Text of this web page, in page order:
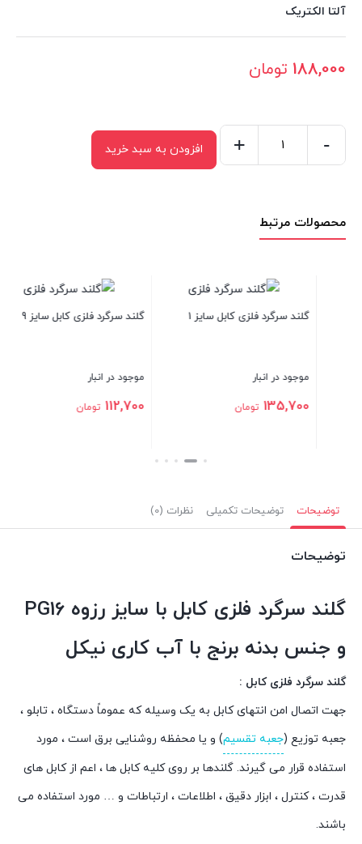
آلتا الکتریک
188,000 تومان
کابل
-
+ افزودن به سبد خرید
محصولات مرتبط
گلند سرگرد فلزی کابل سایز 9
موجود در انبار
112,700 تومان
گلند سرگرد فلزی کابل سایز
موجود در انبار
287,500
توضیحات توضیحات تکمیلی نظرات (0)
توضیحات
گلند سرگرد فلزی کابل با سایز رزوه PG16
و جنس بدنه برنج با آب کاری نیکل
گلند سرگرد فلزی کابل :
جهت اتصال امن انتهای کابل به یک وسیله که عموماً دستگاه ، تابلو ،
جعبه توزیع (جعبه تقسیم) و یا محفظه روشنایی برق است ، مورد
استفاده قرار می گیرند. گلندها بر روی کلیه کابل ها ، اعم از کابل های
قدرت ، کنترل ، ابزار دقیق ، اطلاعات ، ارتباطات و … مورد استفاده می
باشند.